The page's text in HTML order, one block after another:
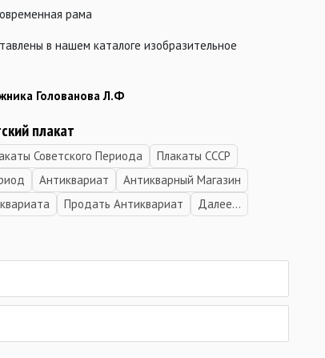
рама
в нашем каталоге изобразительное
Голованова Л.Ф
плакат
Советского Периода
Плакаты СССР
Антиквариат
Антикварный Магазин
Продать Антиквариат Далее...